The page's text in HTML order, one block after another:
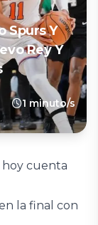
Spurs Y
Rey Y
1 minuto/s
cuenta
la final con